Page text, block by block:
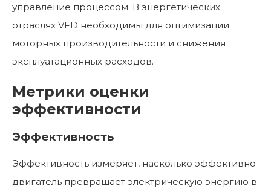
управление процессом. В энергетических
отраслях VFD необходимы для оптимизации
моторных производительности и снижения
эксплуатационных расходов.
Метрики оценки
эффективности
Эффективность
Эффективность измеряет, насколько эффективно
двигатель превращает электрическую энергию в